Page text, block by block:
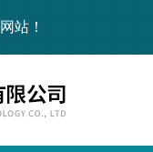
站！